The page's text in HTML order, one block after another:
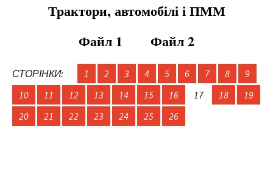
Трактори, автомобілі і ПММ
Файл 1
Файл 2
СТОРІНКИ: 1 2 3 4 5 6 7 8
9
10
11 12 13 14 15 16 17 18
19
20
21 22 23 24 25 26